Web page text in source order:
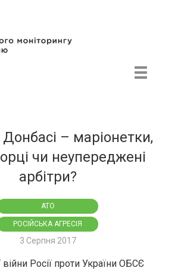
– маріонетки,
чи неупереджені
арбітри?
АТО
РОСІЙСЬКА АГРЕСІЯ
3 Серпня 2017
війни Росії проти України ОБСЄ